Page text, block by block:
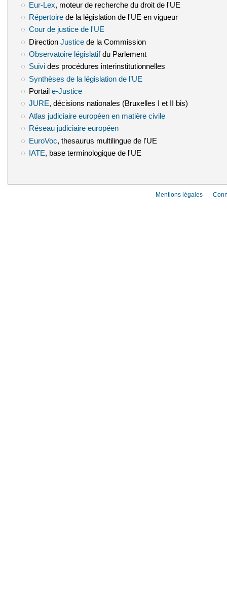
Eur-Lex (le lien est externe)
, moteur de recherche du droit de l'UE
Répertoire(le lien est externe)
de la législation de l'UE en vigueur
Cour de justice de l'UE
Direction Justice(le lien est externe)
de la Commission
Observatoire législatif(le lien est externe)
du Parlement
Suivi(le lien est externe)
des procédures interinstitutionnelles
Synthèses de la législation de l’UE
Portail e-Justice(le lien est externe)
JURE(le lien est externe)
, décisions nationales (Bruxelles I et II bis)
Atlas judiciaire européen en matière civile(le lien est externe)
Réseau judiciaire européen(le lien est externe)
EuroVoc (le lien est externe)
, thesaurus multilingue de l'UE
IATE (le lien est externe)
, base terminologique de l'UE
Mentions légales